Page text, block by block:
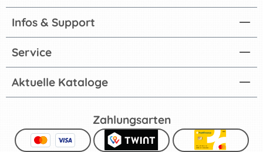
Aktuelle Kataloge
Infos & Support
Service
Zahlungsarten